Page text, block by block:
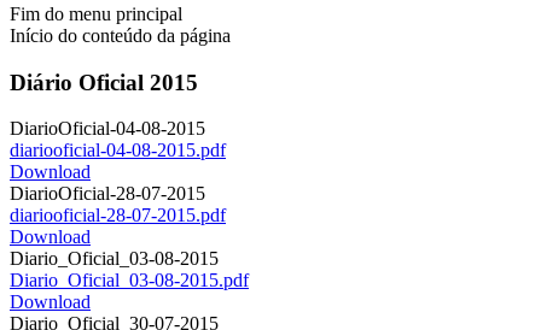
Fim do menu principal
Início do conteúdo da página
Diário Oficial 2015
DiarioOficial-04-08-2015
diariooficial-04-08-2015.pdf
Download
DiarioOficial-28-07-2015
diariooficial-28-07-2015.pdf
Download
Diario_Oficial_03-08-2015
Diario_Oficial_03-08-2015.pdf
Download
Diario_Oficial_30-07-2015